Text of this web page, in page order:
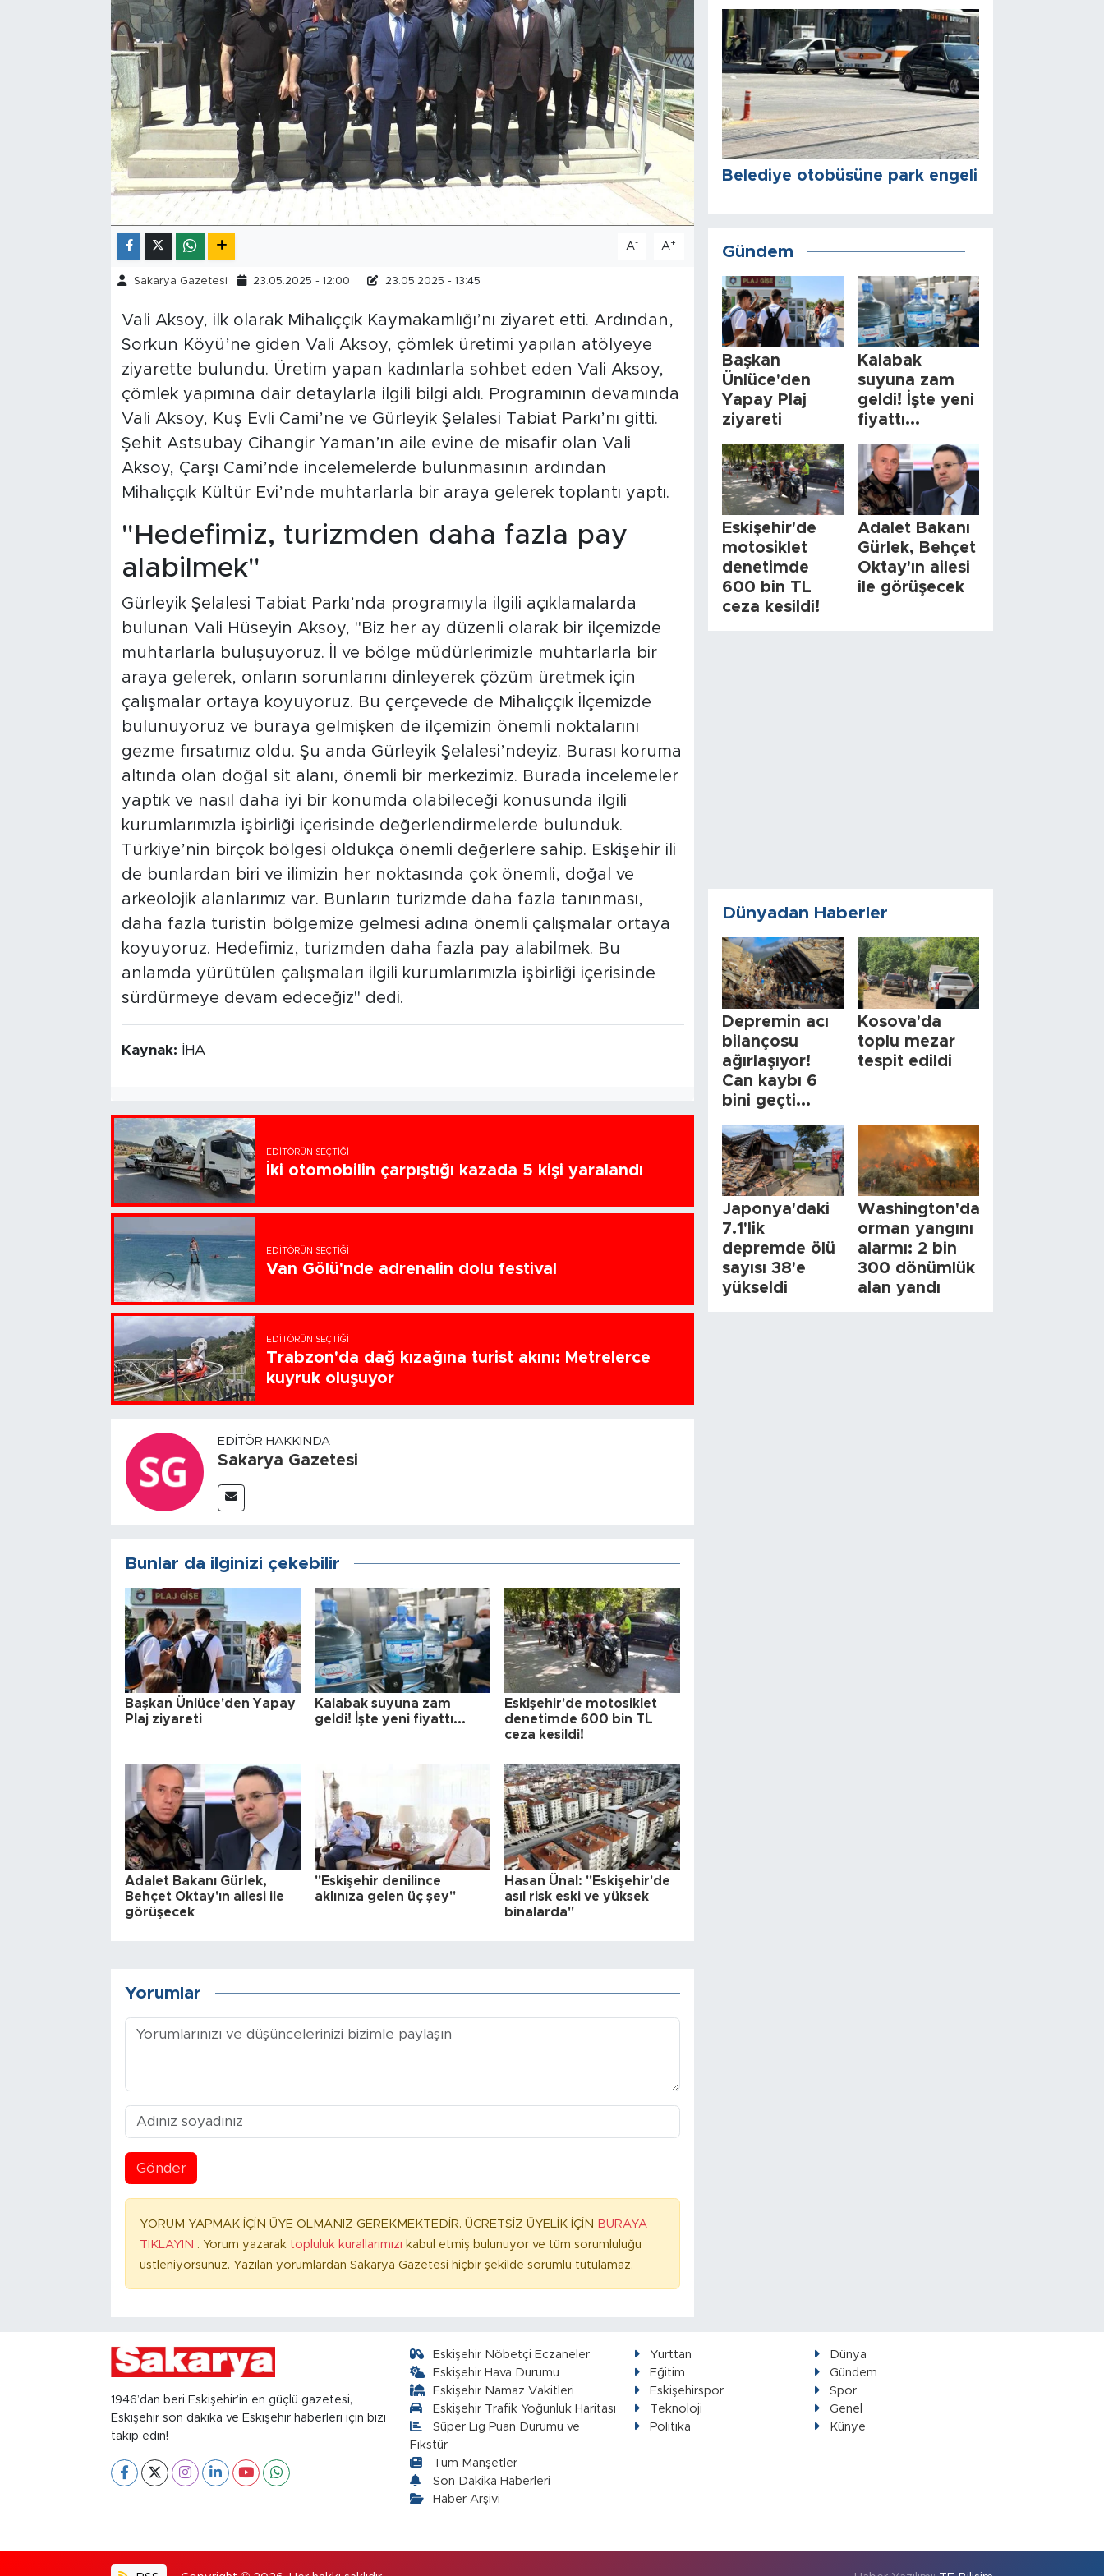
A- A+
Sakarya Gazetesi 23.05.2025 - 12:00 23.05.2025 - 13:45
Vali Aksoy, ilk olarak Mihalıççık Kaymakamlığı’nı ziyaret etti. Ardından,
Sorkun Köyü’ne giden Vali Aksoy, çömlek üretimi yapılan atölyeye
ziyarette bulundu. Üretim yapan kadınlarla sohbet eden Vali Aksoy,
çömlek yapımına dair detaylarla ilgili bilgi aldı. Programının devamında
Vali Aksoy, Kuş Evli Cami’ne ve Gürleyik Şelalesi Tabiat Parkı’nı gitti.
Şehit Astsubay Cihangir Yaman’ın aile evine de misafir olan Vali
Aksoy, Çarşı Cami’nde incelemelerde bulunmasının ardından
Mihalıççık Kültür Evi’nde muhtarlarla bir araya gelerek toplantı yaptı.
"Hedefimiz, turizmden daha fazla pay
alabilmek"
Gürleyik Şelalesi Tabiat Parkı’nda programıyla ilgili açıklamalarda
bulunan Vali Hüseyin Aksoy, "Biz her ay düzenli olarak bir ilçemizde
muhtarlarla buluşuyoruz. İl ve bölge müdürlerimizle muhtarlarla bir
araya gelerek, onların sorunlarını dinleyerek çözüm üretmek için
çalışmalar ortaya koyuyoruz. Bu çerçevede de Mihalıççık İlçemizde
bulunuyoruz ve buraya gelmişken de ilçemizin önemli noktalarını
gezme fırsatımız oldu. Şu anda Gürleyik Şelalesi’ndeyiz. Burası koruma
altında olan doğal sit alanı, önemli bir merkezimiz. Burada incelemeler
yaptık ve nasıl daha iyi bir konumda olabileceği konusunda ilgili
kurumlarımızla işbirliği içerisinde değerlendirmelerde bulunduk.
Türkiye’nin birçok bölgesi oldukça önemli değerlere sahip. Eskişehir ili
de bunlardan biri ve ilimizin her noktasında çok önemli, doğal ve
arkeolojik alanlarımız var. Bunların turizmde daha fazla tanınması,
daha fazla turistin bölgemize gelmesi adına önemli çalışmalar ortaya
koyuyoruz. Hedefimiz, turizmden daha fazla pay alabilmek. Bu
anlamda yürütülen çalışmaları ilgili kurumlarımızla işbirliği içerisinde
sürdürmeye devam edeceğiz" dedi.
Kaynak: İHA
EDITÖRÜN SEÇTIĞI
İki otomobilin çarpıştığı kazada 5 kişi yaralandı
EDITÖRÜN SEÇTIĞI
Van Gölü'nde adrenalin dolu festival
EDITÖRÜN SEÇTIĞI
Trabzon'da dağ kızağına turist akını: Metrelerce
kuyruk oluşuyor
EDITÖR HAKKINDA
Sakarya Gazetesi
Bunlar da ilginizi çekebilir
Başkan Ünlüce'den Yapay
Plaj ziyareti
Kalabak suyuna zam
geldi! İşte yeni fiyattı...
Eskişehir'de motosiklet
denetimde 600 bin TL
ceza kesildi!
Adalet Bakanı Gürlek,
Behçet Oktay'ın ailesi ile
görüşecek
"Eskişehir denilince
aklınıza gelen üç şey"
Hasan Ünal: "Eskişehir'de
asıl risk eski ve yüksek
binalarda"
Yorumlar
Gönder
YORUM YAPMAK İÇİN ÜYE OLMANIZ GEREKMEKTEDİR. ÜCRETSİZ ÜYELİK İÇİN BURAYA
TIKLAYIN . Yorum yazarak topluluk kurallarımızı kabul etmiş bulunuyor ve tüm sorumluluğu
üstleniyorsunuz. Yazılan yorumlardan Sakarya Gazetesi hiçbir şekilde sorumlu tutulamaz.
Belediye otobüsüne park engeli
Gündem
Başkan
Ünlüce'den
Yapay Plaj
ziyareti
Kalabak
suyuna zam
geldi! İşte yeni
fiyattı...
Eskişehir'de
motosiklet
denetimde
600 bin TL
ceza kesildi!
Adalet Bakanı
Gürlek, Behçet
Oktay'ın ailesi
ile görüşecek
Dünyadan Haberler
Depremin acı
bilançosu
ağırlaşıyor!
Can kaybı 6
bini geçti...
Kosova'da
toplu mezar
tespit edildi
Japonya'daki
7.1'lik
depremde ölü
sayısı 38'e
yükseldi
Washington'da
orman yangını
alarmı: 2 bin
300 dönümlük
alan yandı
1946’dan beri Eskişehir’in en güçlü gazetesi,
Eskişehir son dakika ve Eskişehir haberleri için bizi
takip edin!
Eskişehir Nöbetçi Eczaneler
Eskişehir Hava Durumu
Eskişehir Namaz Vakitleri
Eskişehir Trafik Yoğunluk Haritası
Süper Lig Puan Durumu ve
Fikstür
Tüm Manşetler
Son Dakika Haberleri
Haber Arşivi
Yurttan
Dünya
Eğitim
Gündem
Eskişehirspor
Spor
Teknoloji
Genel
Politika
Künye
Resmi İlanlar
Foto Şaka
Teknoloji